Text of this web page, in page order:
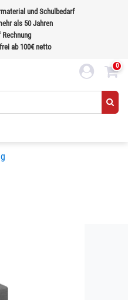
und Schulbedarf
als 50 Jahren
Rechnung
ab 100€ netto
0